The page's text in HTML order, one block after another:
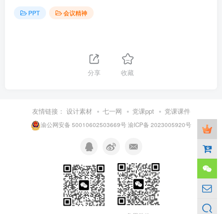
PPT 会议精神
分享 收藏
友情链接： 设计素材 七一网 党课ppt 党课课件
渝公网安备 50010602503669号渝ICP备 2023005920号